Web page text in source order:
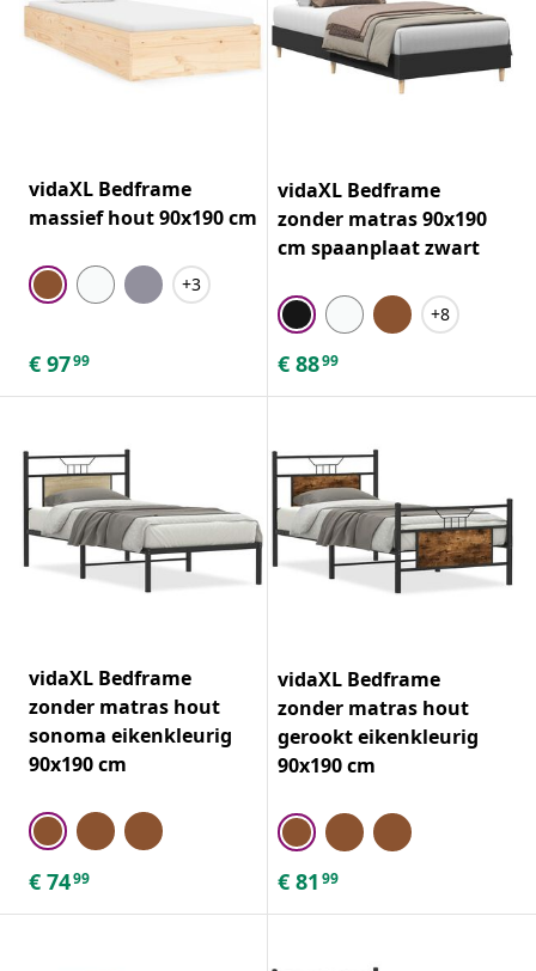
vidaXL Bedframe
massief hout 90x190 cm
+3
€ 9799
vidaXL Bedframe
zonder matras 90x190
cm spaanplaat zwart
+8
€ 8899
vidaXL Bedframe
zonder matras hout
sonoma eikenkleurig
90x190 cm
€ 7499
vidaXL Bedframe
zonder matras hout
gerookt eikenkleurig
90x190 cm
€ 81 99